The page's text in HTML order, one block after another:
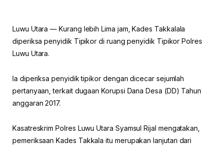
Luwu Utara — Kurang lebih Lima jam, Kades Takkalala
diperiksa penyidik Tipikor di ruang penyidik Tipikor Polres
Luwu Utara.
Ia diperiksa penyidik tipikor dengan dicecar sejumlah
pertanyaan, terkait dugaan Korupsi Dana Desa (DD) Tahun
anggaran 2017.
Kasatreskrim Polres Luwu Utara Syamsul Rijal mengatakan,
pemeriksaan Kades Takkala itu merupakan lanjutan dari